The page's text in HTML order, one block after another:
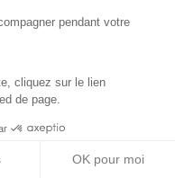
pendant votre
cliquez sur le lien
de page.
OK pour moi
à votre